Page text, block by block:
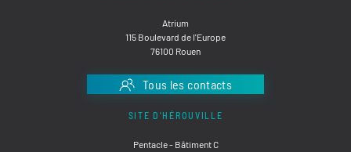
Atrium
115 Boulevard de l'Europe
76100 Rouen
Tous les contacts
SITE D'HÉROUVILLE
Pentacle - Bâtiment C